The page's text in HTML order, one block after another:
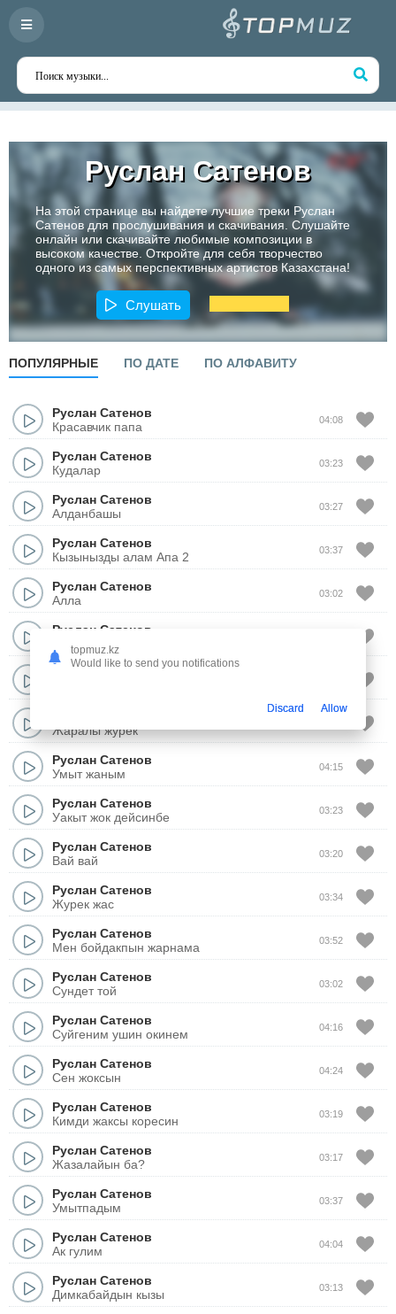
Руслан Сатенов
На этой странице вы найдете лучшие треки Руслан
Сатенов для прослушивания и скачивания. Слушайте
онлайн или скачивайте любимые композиции в
высоком качестве. Откройте для себя творчество
одного из самых перспективных артистов Казахстана!
Слушать
ПОПУЛЯРНЫЕ ПО ДАТЕ ПО АЛФАВИТУ
Руслан Сатенов
Красавчик папа
04:08
Руслан Сатенов
Кудалар
03:23
Руслан Сатенов
Алданбашы
03:27
Руслан Сатенов
Кызынызды алам Апа 2
03:37
Руслан Сатенов
Алла
03:02
Руслан Сатенов
Ананнан айналайын
Жаралы журек
Руслан Сатенов
Умыт жаным
04:15
Руслан Сатенов
Уакыт жок дейсинбе
03:23
Руслан Сатенов
Вай вай
03:20
Руслан Сатенов
Журек жас
03:34
Руслан Сатенов
Мен бойдакпын жарнама
03:52
Руслан Сатенов
Сундет той
03:02
Руслан Сатенов
Суйгеним ушин окинем
04:16
Руслан Сатенов
Сен жоксын
04:24
Руслан Сатенов
Кимди жаксы коресин
03:19
Руслан Сатенов
Жазалайын ба?
03:17
Руслан Сатенов
Умытпадым
03:37
Руслан Сатенов
Ак гулим
04:04
Руслан Сатенов
Димкабайдын кызы
03:13
topmuz.kz
Would like to send you notifications
Discard Allow